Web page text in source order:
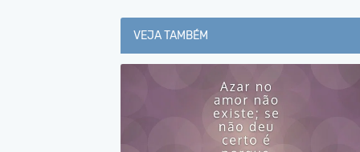
VEJA TAMBÉM